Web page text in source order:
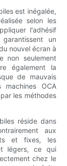
est inégalée,
selon les
l'adhésif
un
nouvel écran à
non seulement
également la
de mauvais
OCA
les méthodes
réside dans
aux
et fixes, les
légers, ce qui
chez le